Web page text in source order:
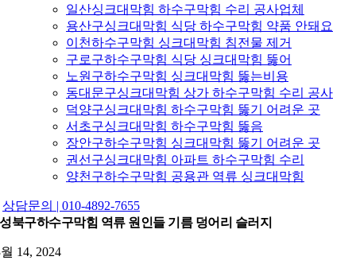
일산싱크대막힘 하수구막힘 수리 공사업체
용산구싱크대막힘 식당 하수구막힘 약품 안돼요
이천하수구막힘 싱크대막힘 침전물 제거
구로구하수구막힘 식당 싱크대막힘 뚫어
노원구하수구막힘 싱크대막힘 뚫는비용
동대문구싱크대막힘 상가 하수구막힘 수리 공사
덕양구싱크대막힘 하수구막힘 뚫기 어려운 곳
서초구싱크대막힘 하수구막힘 뚫음
장안구하수구막힘 싱크대막힘 뚫기 어려운 곳
권선구싱크대막힘 아파트 하수구막힘 수리
양천구하수구막힘 공용관 역류 싱크대막힘
상담문의 | 010-4892-7655
성북구하수구막힘 역류 원인들 기름 덩어리 슬러지
14, 2024